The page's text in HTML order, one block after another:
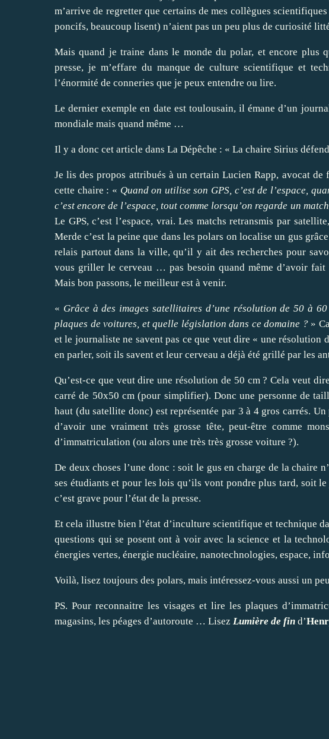
m’arrive de regretter que certains de mes collègues
poncifs, beaucoup lisent) n’aient pas un peu plus de curiosité
Mais quand je traine dans le monde du polar, et encore plus
presse, je m’effare du manque de culture scientifique et
l’énormité de conneries que je peux entendre ou lire.
Le dernier exemple en date est toulousain, il émane d’un
mondiale mais quand même …
Il y a donc cet article dans La Dépêche : « La chaire Sirius
Je lis des propos attribués à un certain Lucien Rapp, avocat
cette chaire : « Quand on utilise son GPS, c’est de l’espace,
c’est encore de l’espace, tout comme lorsqu’on regarde un
Le GPS, c’est l’espace, vrai. Les matchs retransmis par
Merde c’est la peine que dans les polars on localise un gus
relais partout dans la ville, qu’il y ait des recherches pour
vous griller le cerveau … pas besoin quand même d’avoir fait
Mais bon passons, le meilleur est à venir.
« Grâce à des images satellitaires d’une résolution de 50 à
plaques de voitures, et quelle législation dans ce domaine ?»
et le journaliste ne savent pas ce que veut dire « une résolution
en parler, soit ils savent et leur cerveau a déjà été grillé par les
Qu’est-ce que veut dire une résolution de 50 cm ? Cela veut
carré de 50x50 cm (pour simplifier). Donc une personne de
haut (du satellite donc) est représentée par 3 à 4 gros carrés.
d’avoir une vraiment très grosse tête, peut-être comme
d’immatriculation (ou alors une très très grosse voiture ?).
De deux choses l’une donc : soit le gus en charge de la chaire
ses étudiants et pour les lois qu’ils vont pondre plus tard, soit
c’est grave pour l’état de la presse.
Et cela illustre bien l’état d’inculture scientifique et technique
questions qui se posent ont à voir avec la science et la
énergies vertes, énergie nucléaire, nanotechnologies, espace,
Voilà, lisez toujours des polars, mais intéressez-vous aussi un
PS. Pour reconnaitre les visages et lire les plaques
magasins, les péages d’autoroute … Lisez Lumière de fin d’